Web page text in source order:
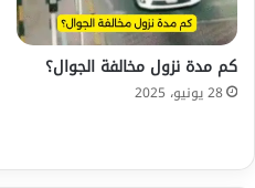
كم مدة نزول مخالفة الجوال؟
28 يونيو، 2025